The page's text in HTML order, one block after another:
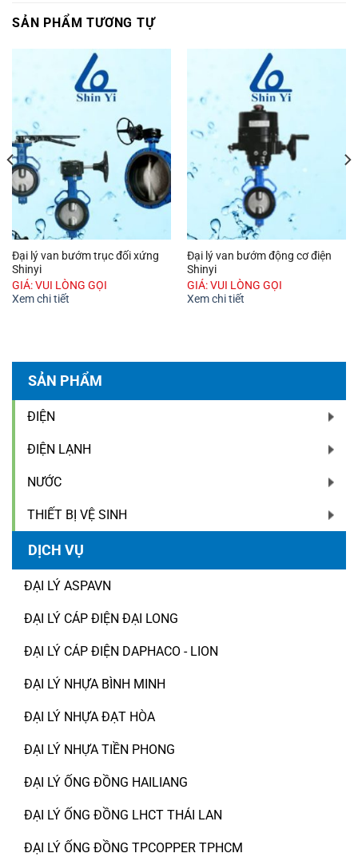
SẢN PHẨM
ĐIỆN
ĐIỆN LẠNH
NƯỚC
THIẾT BỊ VỆ SINH
DỊCH VỤ
ĐẠI LÝ ASPAVN
ĐẠI LÝ CÁP ĐIỆN ĐẠI LONG
ĐẠI LÝ CÁP ĐIỆN DAPHACO - LION
ĐẠI LÝ NHỰA BÌNH MINH
ĐẠI LÝ NHỰA ĐẠT HÒA
ĐẠI LÝ NHỰA TIỀN PHONG
ĐẠI LÝ ỐNG ĐỒNG HAILIANG
ĐẠI LÝ ỐNG ĐỒNG LHCT THÁI LAN
ĐẠI LÝ ỐNG ĐỒNG TPCOPPER TPHCM
SẢN PHẨM TƯƠNG TỰ
Đại lý van bướm trục đối xứng
Shinyi
GIÁ: VUI LÒNG GỌI
Xem chi tiết
Đại lý van bướm động cơ điện
Shinyi
GIÁ: VUI LÒNG GỌI
Xem chi tiết